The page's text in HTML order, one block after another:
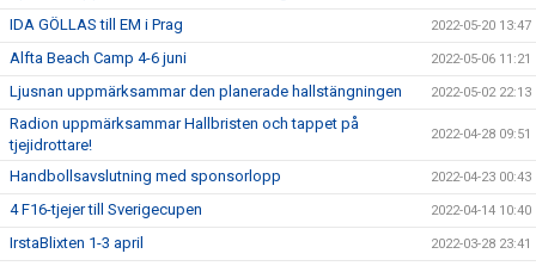
IDA GÖLLAS till EM i Prag 2022-05-20 13:47
Alfta Beach Camp 4-6 juni 2022-05-06 11:21
Ljusnan uppmärksammar den planerade hallstängningen 2022-05-02 22:13
Radion uppmärksammar Hallbristen och tappet på
tjejidrottare!
2022-04-28 09:51
Handbollsavslutning med sponsorlopp 2022-04-23 00:43
4 F16-tjejer till Sverigecupen 2022-04-14 10:40
IrstaBlixten 1-3 april 2022-03-28 23:41